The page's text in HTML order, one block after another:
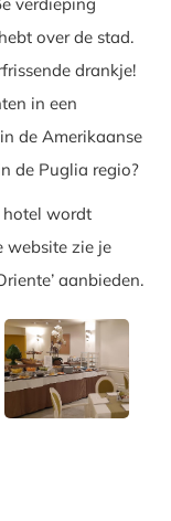
verdieping
over de stad.
drankje!
in een
de Amerikaanse
de Puglia regio?
hotel wordt
website zie je
aanbieden.